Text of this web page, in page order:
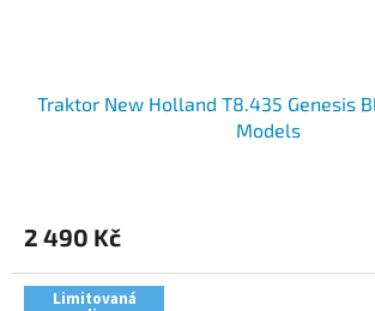
Traktor New Holland T8.435 Genesis
Models
2 490 Kč
Limitovaná